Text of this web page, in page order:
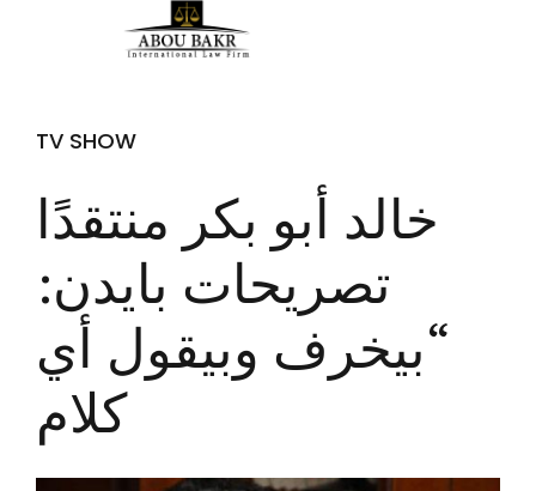
TV SHOW
خالد أبو بكر منتقدًا
تصريحات بايدن:
“بيخرف وبيقول أي
كلام